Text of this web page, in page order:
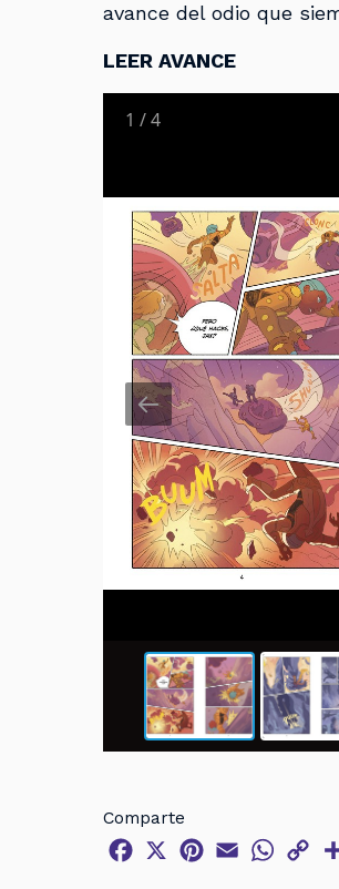
avance del odio que
LEER AVANCE
1 /4
Comparte
Facebook
X Pinterest
Email
Link